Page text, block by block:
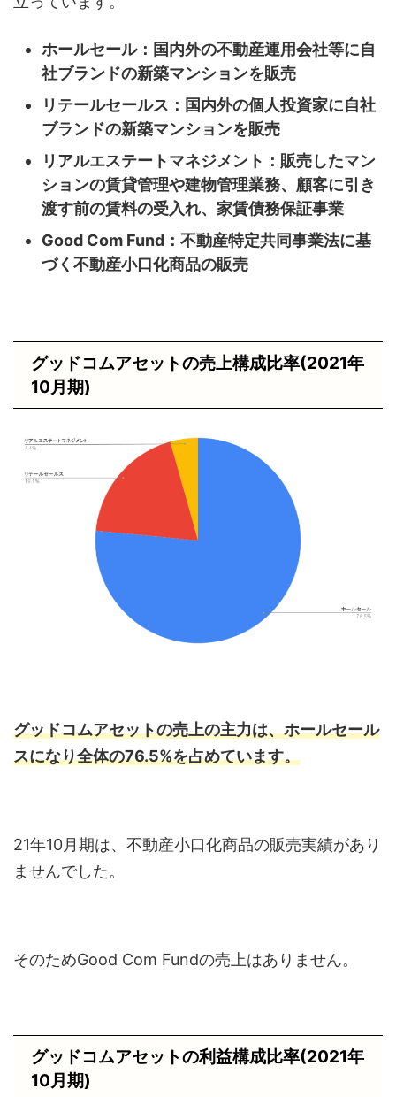
ホールセール：国内外の不動産運用会社等に自
社ブランドの新築マンションを販売
リテールセールス：国内外の個人投資家に自社
ブランドの新築マンションを販売
リアルエステートマネジメント：販売したマン
ションの賃貸管理や建物管理業務、顧客に引き
渡す前の賃料の受入れ、 家賃債務保証事業
Good Com Fund：不動産特定共同事業法に基
づく不動産小口化商品の販売
グッドコムアセットの売上構成比率(2021年
10月期)
グッドコムアセットの売上の主力は、ホールセール
スになり全体の76.5%を占めています。
21年10月期は、不動産小口化商品の販売実績があり
ませんでした。
そのためGood Com Fundの売上はありません。
グッドコムアセットの利益構成比率(2021年
10月期)